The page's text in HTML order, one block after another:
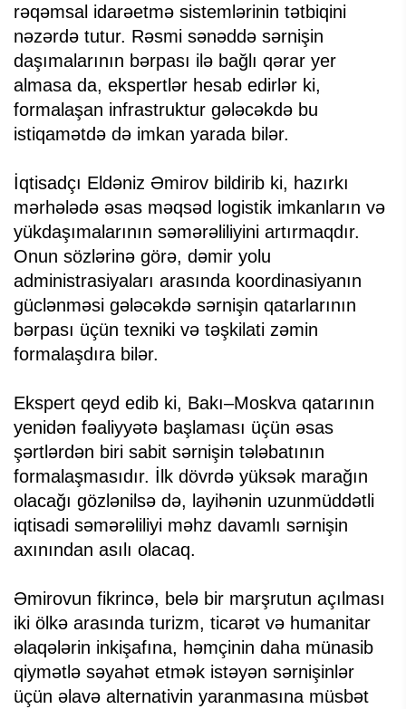
rəqəmsal idarəetmə sistemlərinin tətbiqini
nəzərdə tutur. Rəsmi sənəddə sərnişin
daşımalarının bərpası ilə bağlı qərar yer
almasa da, ekspertlər hesab edirlər ki,
formalaşan infrastruktur gələcəkdə bu
istiqamətdə də imkan yarada bilər.
İqtisadçı Eldəniz Əmirov bildirib ki, hazırkı
mərhələdə əsas məqsəd logistik imkanların və
yükdaşımalarının səmərəliliyini artırmaqdır.
Onun sözlərinə görə, dəmir yolu
administrasiyaları arasında koordinasiyanın
güclənməsi gələcəkdə sərnişin qatarlarının
bərpası üçün texniki və təşkilati zəmin
formalaşdıra bilər.
Ekspert qeyd edib ki, Bakı–Moskva qatarının
yenidən fəaliyyətə başlaması üçün əsas
şərtlərdən biri sabit sərnişin tələbatının
formalaşmasıdır. İlk dövrdə yüksək marağın
olacağı gözlənilsə də, layihənin uzunmüddətli
iqtisadi səmərəliliyi məhz davamlı sərnişin
axınından asılı olacaq.
Əmirovun fikrincə, belə bir marşrutun açılması
iki ölkə arasında turizm, ticarət və humanitar
əlaqələrin inkişafına, həmçinin daha münasib
qiymətlə səyahət etmək istəyən sərnişinlər
üçün əlavə alternativin yaranmasına müsbət